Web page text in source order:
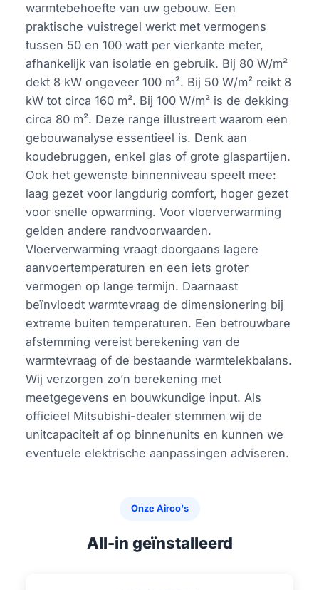
warmtebehoefte van uw gebouw. Een
praktische vuistregel werkt met vermogens
tussen 50 en 100 watt per vierkante meter,
afhankelijk van isolatie en gebruik. Bij 80 W/m²
dekt 8 kW ongeveer 100 m². Bij 50 W/m² reikt 8
kW tot circa 160 m². Bij 100 W/m² is de dekking
circa 80 m². Deze range illustreert waarom een
gebouwanalyse essentieel is. Denk aan
koudebruggen, enkel glas of grote glaspartijen.
Ook het gewenste binnenniveau speelt mee:
laag gezet voor langdurig comfort, hoger gezet
voor snelle opwarming. Voor vloerverwarming
gelden andere randvoorwaarden.
Vloerverwarming vraagt doorgaans lagere
aanvoertemperaturen en een iets groter
vermogen op lange termijn. Daarnaast
beïnvloedt warmtevraag de dimensionering bij
extreme buiten temperaturen. Een betrouwbare
afstemming vereist berekening van de
warmtevraag of de bestaande warmtelekbalans.
Wij verzorgen zo’n berekening met
meetgegevens en bouwkundige input. Als
officieel Mitsubishi-dealer stemmen wij de
unitcapaciteit af op binnenunits en kunnen we
eventuele elektrische aanpassingen adviseren.
Onze Airco's
All-in geïnstalleerd